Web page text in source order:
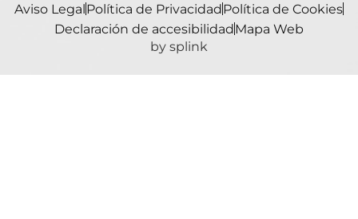
Aviso LegalPolítica de PrivacidadPolítica de Cookies
Declaración de accesibilidadMapa Web
by splink